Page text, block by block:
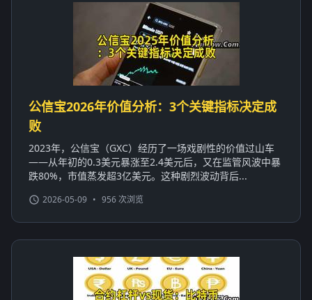
公信宝2026年价值分析：3个关键指标决定成
败
2023年，公信宝（GXC）经历了一场戏剧性的价值过山车
——从年初的0.3美元暴涨至2.4美元后，又在监管风波中暴
跌80%，市值蒸发超3亿美元。这种剧烈波动背后...
2026-05-09 • 956 次浏览